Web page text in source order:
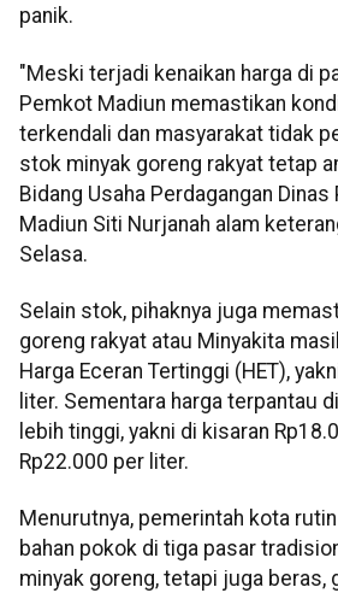
panik.
"Meski terjadi kenaikan harga di
Pemkot Madiun memastikan
terkendali dan masyarakat tidak
stok minyak goreng rakyat tetap
Bidang Usaha Perdagangan
Madiun Siti Nurjanah alam
Selasa.
Selain stok, pihaknya juga
goreng rakyat atau Minyakita
Harga Eceran Tertinggi (HET),
liter. Sementara harga terpantau
lebih tinggi, yakni di kisaran
Rp22.000 per liter.
Menurutnya, pemerintah kota
bahan pokok di tiga pasar
minyak goreng, tetapi juga beras,